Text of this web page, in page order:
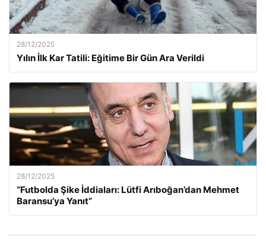
28/12/2025
Yılın İlk Kar Tatili: Eğitime Bir Gün Ara Verildi
28/12/2025
“Futbolda Şike İddiaları: Lütfi Arıboğan’dan Mehmet
Baransu’ya Yanıt”